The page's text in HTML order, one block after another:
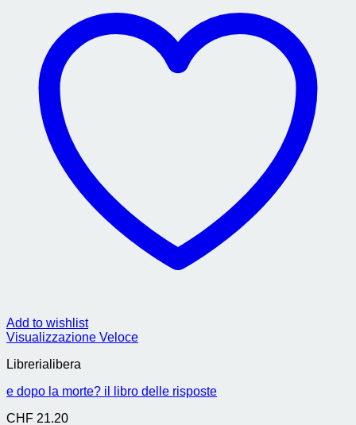
Add to wishlist
Visualizzazione Veloce
Librerialibera
e dopo la morte? il libro delle risposte
CHF 21.20